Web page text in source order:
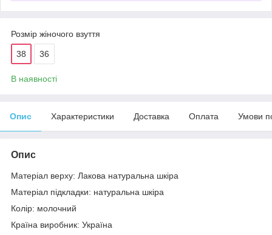
Розмір жіночого взуття
38 36
В наявності
Опис Характеристики Доставка Оплата Умови
Опис
Матеріал верху: Лакова натуральна шкіра
Матеріал підкладки: натуральна шкіра
Колір: молочний
Країна виробник: Україна